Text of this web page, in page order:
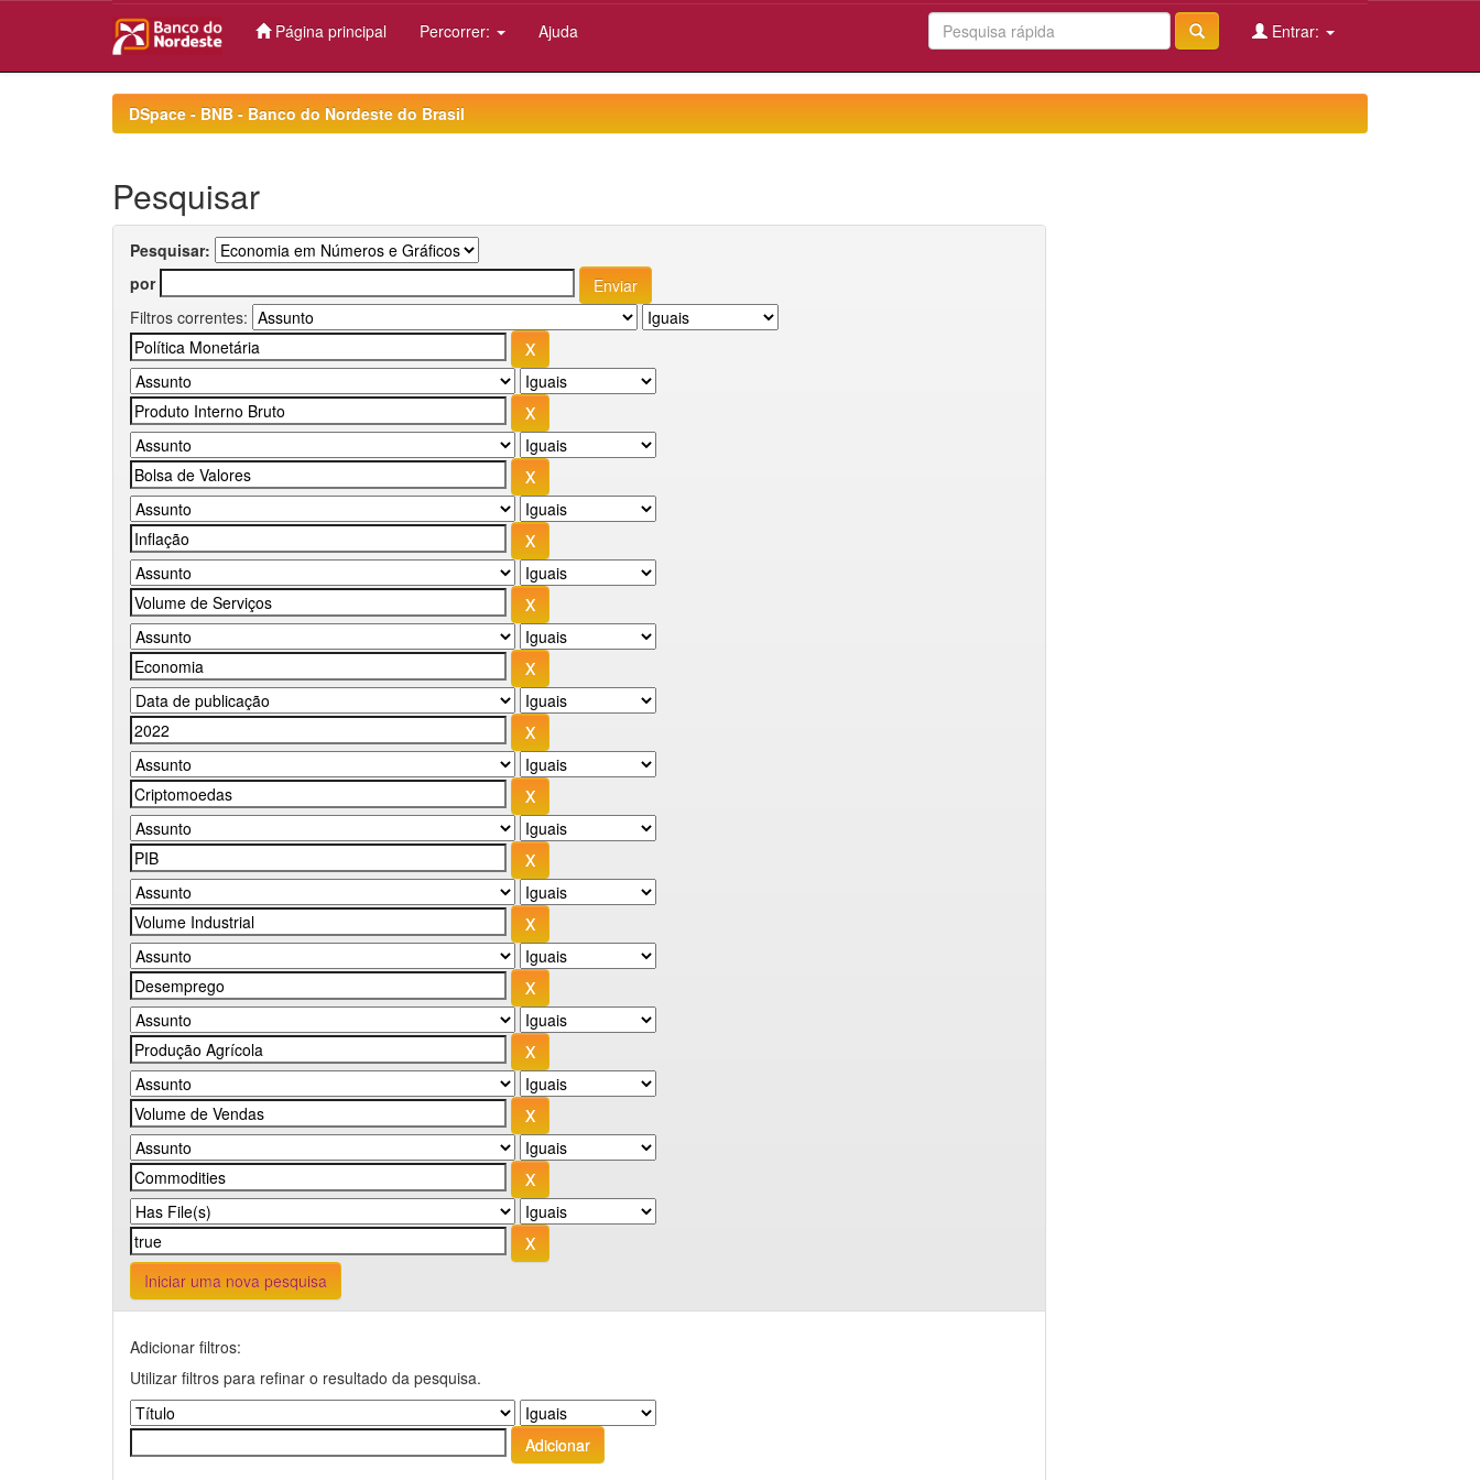
Página principal Percorrer: Ajuda Entrar:
DSpace - BNB - Banco do Nordeste do Brasil
Pesquisar
Pesquisar:
por
Filtros correntes:
Iniciar uma nova pesquisa
Adicionar filtros:
Utilizar filtros para refinar o resultado da pesquisa.